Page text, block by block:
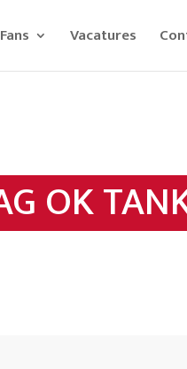
Fans Vacatures
OK